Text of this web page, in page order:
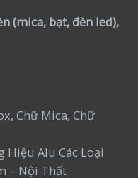
(mica, bạt, đèn led),
Chữ Mica, Chữ
Hiệu Alu Các Loại
– Nội Thất